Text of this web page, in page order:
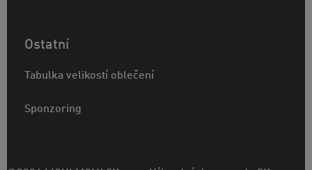
Ostatní
Tabulka velikostí oblečení
Sponzoring